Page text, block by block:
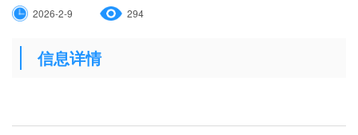
2026-2-9 294
信息详情